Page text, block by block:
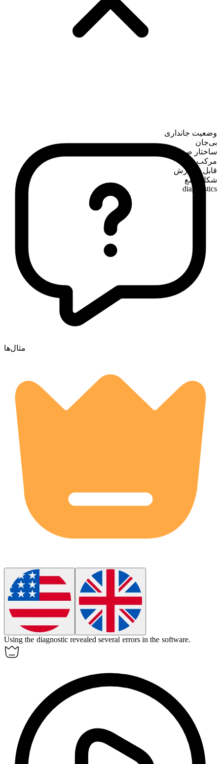
وضعیت جانداری
بی‌جان
ساختار صرفی
مرکب
قابل شمارش
شکل جمع
diagnostics
مثال‌ها
Using the diagnostic revealed several errors in the software.